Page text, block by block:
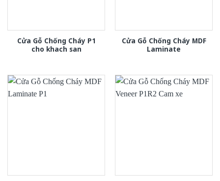
Cửa Gỗ Chống Cháy P1
cho khach san
Cửa Gỗ Chống Cháy MDF
Laminate